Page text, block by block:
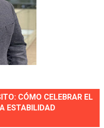
CÓMO CELEBRAR EL
ESTABILIDAD